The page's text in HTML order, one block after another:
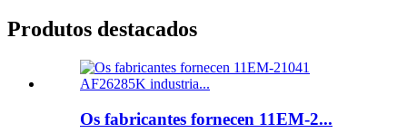
Produtos destacados
Os fabricantes fornecen 11EM-2...